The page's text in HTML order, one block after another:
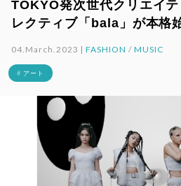
TOKYO発次世代クリエイ
レクティブ「bala」が本格
04.March.2023 |FASHION / MUSIC
# アート